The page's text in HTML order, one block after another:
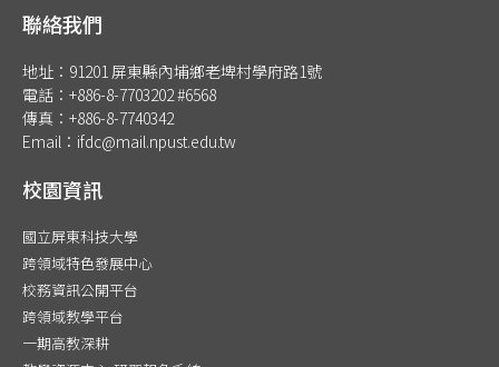
聯絡我們
地址：91201 屏東縣內埔鄉老埤村學府路1號
電話：+886-8-7703202 #6568
傳真：+886-8-7740342
Email：ifdc@mail.npust.edu.tw
校園資訊
國立屏東科技大學
跨領域特色發展中心
校務資訊公開平台
跨領域教學平台
一期高教深耕